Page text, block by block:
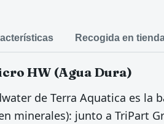
Recogida en
HW (Agua Dura)
de Terra Aquatica es la
minerales): junto a TriPart